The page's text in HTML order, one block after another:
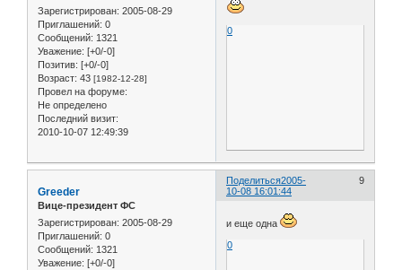
Зарегистрирован: 2005-08-29
Приглашений: 0
Сообщений: 1321
Уважение: [+0/-0]
Позитив: [+0/-0]
Возраст: 43 [1982-12-28]
Провел на форуме:
Не определено
Последний визит:
2010-10-07 12:49:39
0
Поделиться 9
2005-
10-08 16:01:44
Greeder
Вице-президент ФС
Зарегистрирован: 2005-08-29
Приглашений: 0
Сообщений: 1321
Уважение: [+0/-0]
и еще одна
0